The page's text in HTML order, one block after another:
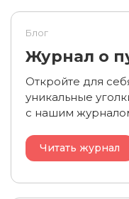
Блог
Журнал о
Откройте для
уникальные
с нашим
Читать журнал